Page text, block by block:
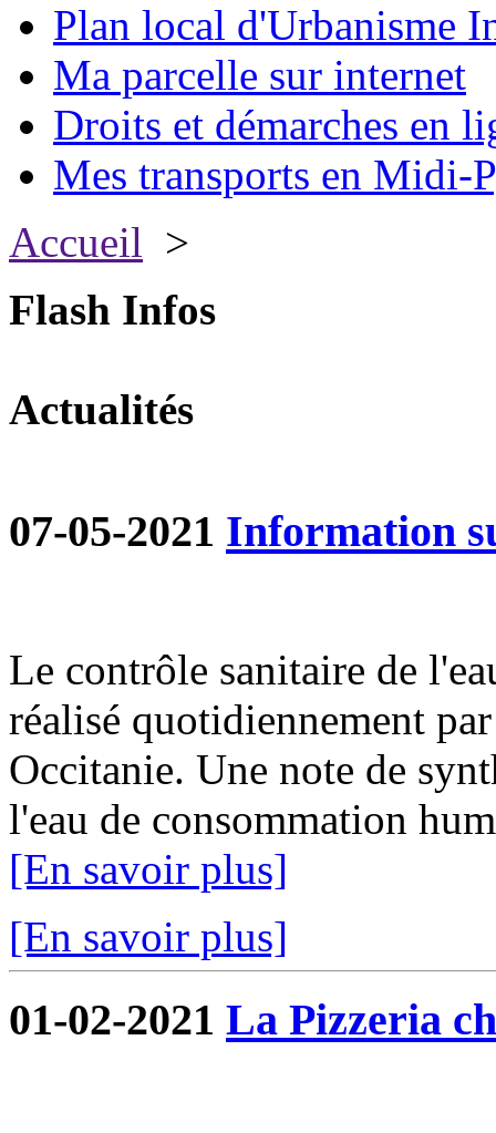
Plan local d'Urbanisme
Ma parcelle sur internet
Droits et démarches en
Mes transports en Midi-
Accueil >
Flash Infos
Actualités
07-05-2021 Information
Le contrôle sanitaire de
réalisé quotidiennement
Occitanie. Une note de
l'eau de consommation
[En savoir plus]
[En savoir plus]
01-02-2021 La Pizzeria